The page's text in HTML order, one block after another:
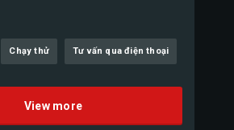
Chạy thử Tư vấn qua điện thoại
View more